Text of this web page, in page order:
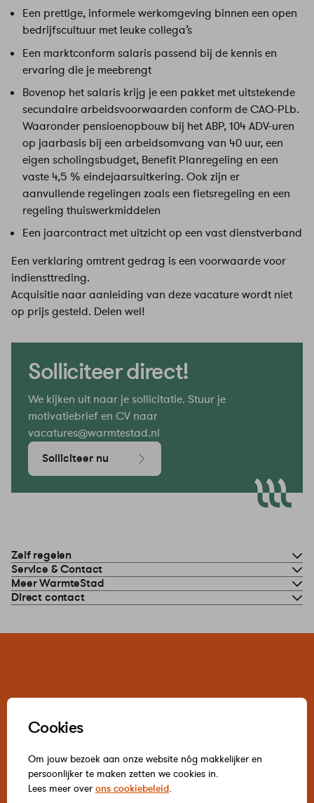
Cookies
Om jouw bezoek aan onze website nóg makkelijker en
persoonlijker te maken zetten we cookies in.
Lees meer over ons cookiebeleid.
Een prettige, informele werkomgeving binnen een open
bedrijfscultuur met leuke collega’s
Een marktconform salaris passend bij de kennis en
ervaring die je meebrengt
Bovenop het salaris krijg je een pakket met uitstekende
secundaire arbeidsvoorwaarden conform de CAO-PLb.
Waaronder pensioenopbouw bij het ABP, 104 ADV-uren
op jaarbasis bij een arbeidsomvang van 40 uur, een
eigen scholingsbudget, Benefit Planregeling en een
vaste 4,5 % eindejaarsuitkering. Ook zijn er
aanvullende regelingen zoals een fietsregeling en een
regeling thuiswerkmiddelen
Een jaarcontract met uitzicht op een vast dienstverband
Een verklaring omtrent gedrag is een voorwaarde voor
indiensttreding.
Acquisitie naar aanleiding van deze vacature wordt niet
op prijs gesteld. Delen wel!
Solliciteer direct!
We kijken uit naar je sollicitatie. Stuur je
motivatiebrief en CV naar
vacatures@warmtestad.nl
Solliciteer nu
Zelf regelen
Service & Contact
Meer WarmteStad
Direct contact